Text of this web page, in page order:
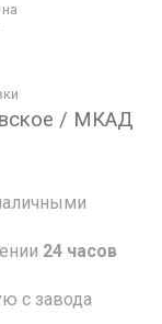
/ МКАД
24 часов
с завода